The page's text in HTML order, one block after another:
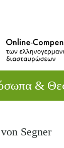
&
Segner